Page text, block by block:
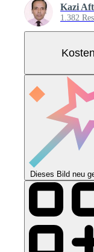
Kazi
1.382
Dieses Bild neu